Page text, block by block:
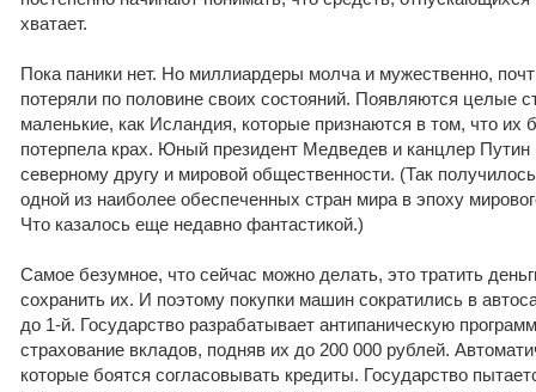
хватает.
Пока паники нет. Но миллиардеры молча и мужественно,
потеряли по половине своих состояний. Появляются целые
маленькие, как Исландия, которые признаются в том, что их
потерпела крах. Юный президент Медведев и канцлер
северному другу и мировой общественности. (Так
одной из наиболее обеспеченных стран мира в эпоху
Что казалось еще недавно фантастикой.)
Самое безумное, что сейчас можно делать, это тратить
сохранить их. И поэтому покупки машин сократились в
до 1-й. Государство разрабатывает антипаническую
страхование вкладов, подняв их до 200 000 рублей.
которые боятся согласовывать кредиты. Государство